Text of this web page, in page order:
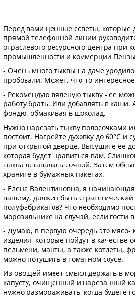
Перед вами ценные советы, которые
прямой телефонной линии
отраслевого ресурсного центра при
промышленности и коммерции Пензы
- Очень много тыквы на даче
пробовали. Может, что-то
- Рекомендую вяленую тыкву - ее
работу брать. Или добавлять в каши.
фондю, обмакивая в шоколад.
Нужно нарезать тыкву полосочками
постоит. Нагрейте духовку до 60°С и
при открытой дверце. Высушите ее
которая будет нравиться вам.
тыква оставалась сочной. Затем
храните в бумажных пакетах.
- Елена Валентиновна, я начинающая
вашему, должен быть
полуфабрикатов? Что необходимо
морозильнике на случай, если гости
- Думаю, в первую очередь это мясо-
изделия, которые пойдут в качестве
пельмени, манты, а также котлеты,
можно потушить в томатном соусе.
Из овощей имеет смысл держать в
капусту, очищенный и нарезанный
нужно размораживать, когда будете